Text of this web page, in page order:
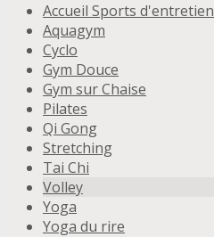
Accueil Sports d'entretien
Aquagym
Cyclo
Gym Douce
Gym sur Chaise
Pilates
Qi Gong
Stretching
Tai Chi
Volley
Yoga
Yoga du rire